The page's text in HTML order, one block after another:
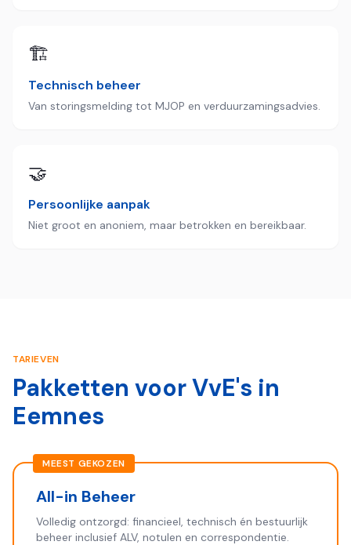
🏗️
Technisch beheer
Van storingsmelding tot MJOP en verduurzamingsadvies.
🤝
Persoonlijke aanpak
Niet groot en anoniem, maar betrokken en bereikbaar.
TARIEVEN
Pakketten voor VvE's in
Eemnes
MEEST GEKOZEN
All-in Beheer
Volledig ontzorgd: financieel, technisch én bestuurlijk
beheer inclusief ALV, notulen en correspondentie.